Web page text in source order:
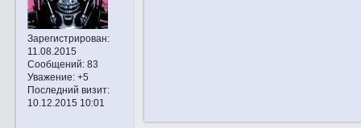
Зарегистрирован:
11.08.2015
Сообщений:83
Уважение: +5
Последний визит:
10.12.2015 10:01